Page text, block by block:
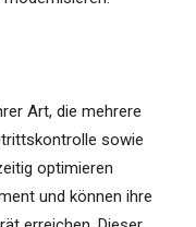
Art, die mehrere
sowie
optimieren
und können ihre